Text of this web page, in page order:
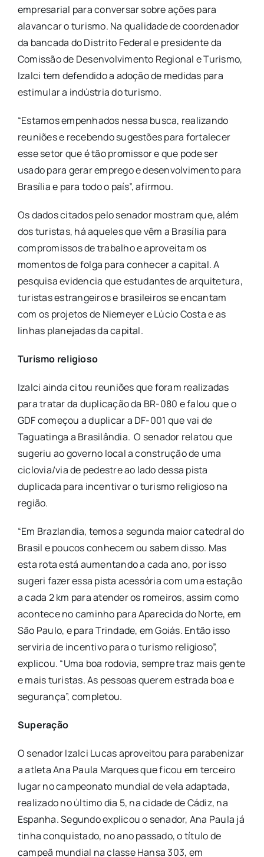
empresarial para conversar sobre ações para
alavancar o turismo. Na qualidade de coordenador
da bancada do Distrito Federal e presidente da
Comissão de Desenvolvimento Regional e Turismo,
Izalci tem defendido a adoção de medidas para
estimular a indústria do turismo.
“Estamos empenhados nessa busca, realizando
reuniões e recebendo sugestões para fortalecer
esse setor que é tão promissor e que pode ser
usado para gerar emprego e desenvolvimento para
Brasília e para todo o país”, afirmou.
Os dados citados pelo senador mostram que, além
dos turistas, há aqueles que vêm a Brasília para
compromissos de trabalho e aproveitam os
momentos de folga para conhecer a capital. A
pesquisa evidencia que estudantes de arquitetura,
turistas estrangeiros e brasileiros se encantam
com os projetos de Niemeyer e Lúcio Costa e as
linhas planejadas da capital.
Turismo religioso
Izalci ainda citou reuniões que foram realizadas
para tratar da duplicação da BR-080 e falou que o
GDF começou a duplicar a DF-001 que vai de
Taguatinga a Brasilândia. O senador relatou que
sugeriu ao governo local a construção de uma
ciclovia/via de pedestre ao lado dessa pista
duplicada para incentivar o turismo religioso na
região.
“Em Brazlandia, temos a segunda maior catedral do
Brasil e poucos conhecem ou sabem disso. Mas
esta rota está aumentando a cada ano, por isso
sugeri fazer essa pista acessória com uma estação
a cada 2 km para atender os romeiros, assim como
acontece no caminho para Aparecida do Norte, em
São Paulo, e para Trindade, em Goiás. Então isso
serviria de incentivo para o turismo religioso”,
explicou. “Uma boa rodovia, sempre traz mais gente
e mais turistas. As pessoas querem estrada boa e
segurança”, completou.
Superação
O senador Izalci Lucas aproveitou para parabenizar
a atleta Ana Paula Marques que ficou em terceiro
lugar no campeonato mundial de vela adaptada,
realizado no último dia 5, na cidade de Cádiz, na
Espanha. Segundo explicou o senador, Ana Paula já
tinha conquistado, no ano passado, o título de
campeã mundial na classe Hansa 303, em